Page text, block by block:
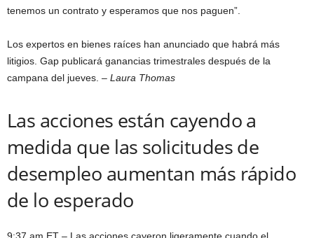
tenemos un contrato y esperamos que nos paguen”.
Los expertos en bienes raíces han anunciado que habrá más
litigios. Gap publicará ganancias trimestrales después de la
campana del jueves. – Laura Thomas
Las acciones están cayendo a
medida que las solicitudes de
desempleo aumentan más rápido
de lo esperado